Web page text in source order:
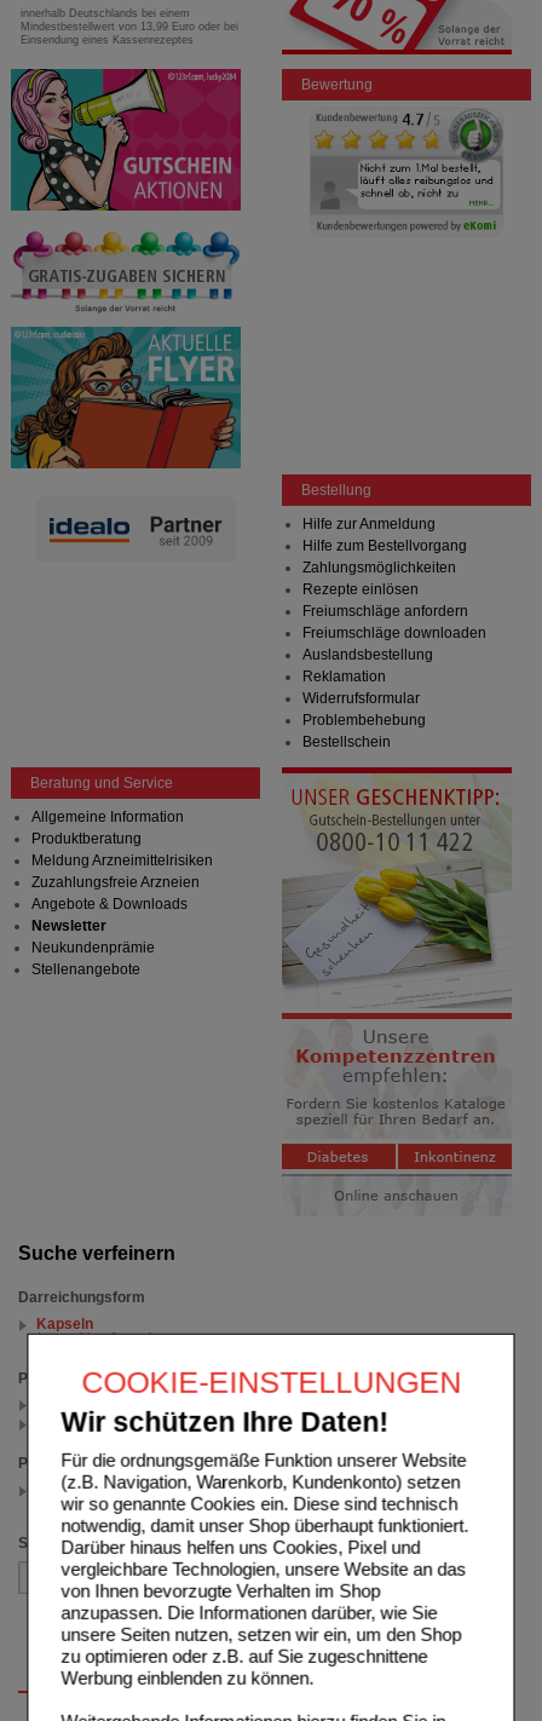
COOKIE-EINSTELLUNGEN
Wir schützen Ihre Daten!
Für die ordnungsgemäße Funktion unserer Website
(z.B. Navigation, Warenkorb, Kundenkonto) setzen
wir so genannte Cookies ein. Diese sind technisch
notwendig, damit unser Shop überhaupt funktioniert.
Darüber hinaus helfen uns Cookies, Pixel und
vergleichbare Technologien, unsere Website an das
von Ihnen bevorzugte Verhalten im Shop
anzupassen. Die Informationen darüber, wie Sie
unsere Seiten nutzen, setzen wir ein, um den Shop
zu optimieren oder z.B. auf Sie zugeschnittene
Werbung einblenden zu können.
Suche verfeinern
Darreichungsform
Kapseln
(auswahl entfernen)
Packungsgröße
200 St (1)
Preis
4.00 - 19.99
(auswahl entfernen)
Sortieren nach
innerhalb Deutschlands bei einem
Mindestbestellwert von 13,99 Euro oder bei
Einsendung eines Kassenrezeptes
Bewertung
Bestellung
Hilfe zur Anmeldung
Hilfe zum Bestellvorgang
Zahlungsmöglichkeiten
Rezepte einlösen
Freiumschläge anfordern
Freiumschläge downloaden
Auslandsbestellung
Reklamation
Widerrufsformular
Problembehebung
Bestellschein
Beratung und Service
Allgemeine Information
Produktberatung
Meldung Arzneimittelrisiken
Zuzahlungsfreie Arzneien
Angebote & Downloads
Newsletter
Neukundenprämie
Stellenangebote